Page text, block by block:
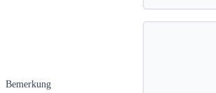
Bemerkung